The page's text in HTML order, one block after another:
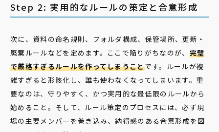
Step 2: 実用的なルールの策定と合意形成
次に、資料の命名規則、フォルダ構成、保管場所、更新・
廃棄ルールなどを定めます。ここで陥りがちなのが、 完璧
で厳格すぎるルールを作ってしまうことです。ルールが複
雑すぎると形骸化し、誰も使わなくなってしまいます。重
要なのは、守りやすく、かつ実用的な最低限のルールから
始めること。そして、ルール策定のプロセスには、必ず現
場の主要メンバーを巻き込み、納得感のある合意形成を図